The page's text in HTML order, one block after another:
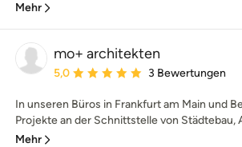
Mehr
mo+ architekten
Durchschnittliche Bewertung: 5 von 5
5,0 3 Bewertungen
In unseren Büros in Frankfurt am Main und
Projekte an der Schnittstelle von Städtebau,
Mehr